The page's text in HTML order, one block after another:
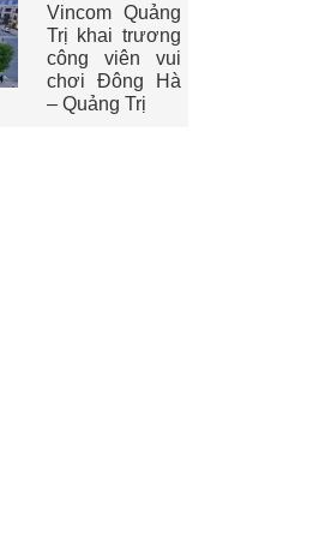
Vincom Quảng
Trị khai trương
công viên vui
chơi Đông Hà
– Quảng Trị